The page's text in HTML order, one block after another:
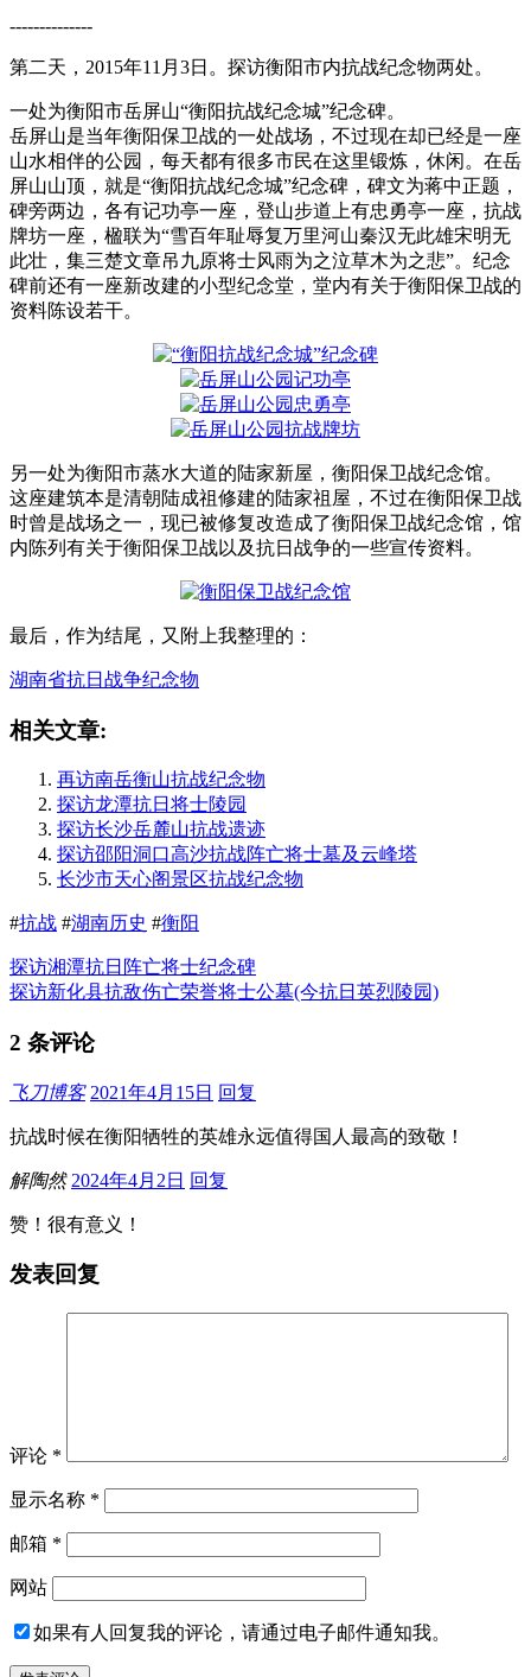
--------------
第二天，2015年11月3日。探访衡阳市内抗战纪念物两处。
一处为衡阳市岳屏山“衡阳抗战纪念城”纪念碑。
岳屏山是当年衡阳保卫战的一处战场，不过现在却已经是一座
山水相伴的公园，每天都有很多市民在这里锻炼，休闲。在岳
屏山山顶，就是“衡阳抗战纪念城”纪念碑，碑文为蒋中正题，
碑旁两边，各有记功亭一座，登山步道上有忠勇亭一座，抗战
牌坊一座，楹联为“雪百年耻辱复万里河山秦汉无此雄宋明无
此壮，集三楚文章吊九原将士风雨为之泣草木为之悲”。纪念
碑前还有一座新改建的小型纪念堂，堂内有关于衡阳保卫战的
资料陈设若干。
另一处为衡阳市蒸水大道的陆家新屋，衡阳保卫战纪念馆。
这座建筑本是清朝陆成祖修建的陆家祖屋，不过在衡阳保卫战
时曾是战场之一，现已被修复改造成了衡阳保卫战纪念馆，馆
内陈列有关于衡阳保卫战以及抗日战争的一些宣传资料。
最后，作为结尾，又附上我整理的：
湖南省抗日战争纪念物
相关文章:
再访南岳衡山抗战纪念物
探访龙潭抗日将士陵园
探访长沙岳麓山抗战遗迹
探访邵阳洞口高沙抗战阵亡将士墓及云峰塔
长沙市天心阁景区抗战纪念物
#抗战 #湖南历史 #衡阳
探访湘潭抗日阵亡将士纪念碑
探访新化县抗敌伤亡荣誉将士公墓(今抗日英烈陵园)
2 条评论
飞刀博客 2021年4月15日 回复
抗战时候在衡阳牺牲的英雄永远值得国人最高的致敬！
解陶然 2024年4月2日 回复
赞！很有意义！
发表回复
评论 *
显示名称 *
邮箱 *
网站
如果有人回复我的评论，请通过电子邮件通知我。